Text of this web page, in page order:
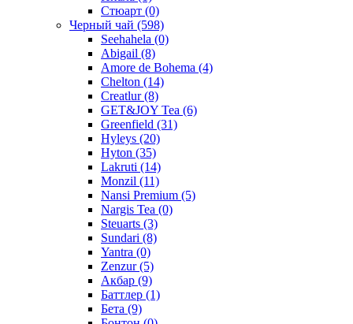
Стюарт (0)
Черный чай (598)
Seehahela (0)
Abigail (8)
Amore de Bohema (4)
Chelton (14)
Creatlur(8)
GET&JOY Tea (6)
Greenfield (31)
Hyleys (20)
Hyton (35)
Lakruti (14)
Monzil (11)
Nansi Premium (5)
Nargis Tea (0)
Steuarts (3)
Sundari (8)
Yantra (0)
Zenzur(5)
Акбар (9)
Баттлер (1)
Бета (9)